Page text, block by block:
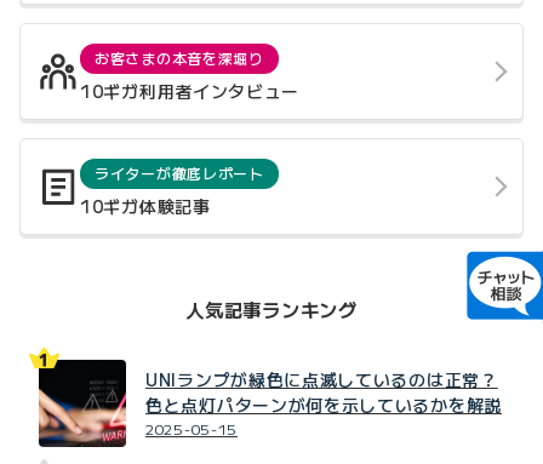
お客さまの本音を深堀り
10ギガ利用者インタビュー
ライターが徹底レポート
10ギガ体験記事
人気記事ランキング
UNIランプが緑色に点滅しているのは正常？
色と点灯パターンが何を示しているかを解説
2025-05-15